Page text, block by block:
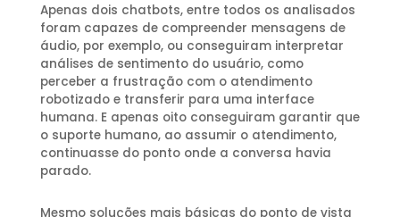
Apenas dois chatbots, entre todos os analisados
foram capazes de compreender mensagens de
áudio, por exemplo, ou conseguiram interpretar
análises de sentimento do usuário, como
perceber a frustração com o atendimento
robotizado e transferir para uma interface
humana. E apenas oito conseguiram garantir que
o suporte humano, ao assumir o atendimento,
continuasse do ponto onde a conversa havia
parado.
Mesmo soluções mais básicas do ponto de vista